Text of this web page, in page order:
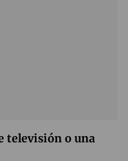
televisión o una